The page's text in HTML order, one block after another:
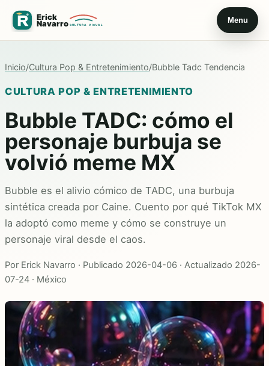
Menu
Inicio/Cultura Pop & Entretenimiento/Bubble Tadc Tendencia
CULTURA POP & ENTRETENIMIENTO
Bubble TADC: cómo el
personaje burbuja se
volvió meme MX
Bubble es el alivio cómico de TADC, una burbuja
sintética creada por Caine. Cuento por qué TikTok MX
la adoptó como meme y cómo se construye un
personaje viral desde el caos.
Por Erick Navarro · Publicado 2026-04-06 · Actualizado 2026-
07-24 · México